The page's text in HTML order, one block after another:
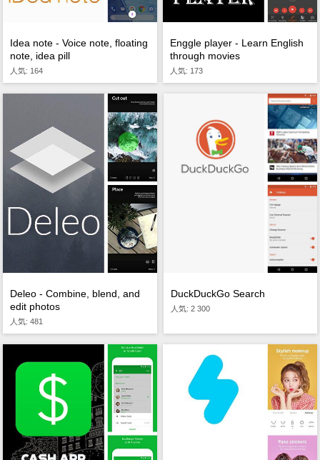
Idea note - Voice note, floating
note, idea pill
人気: 164
Enggle player - Learn English
through movies
人気: 173
Deleo - Combine, blend, and
edit photos
人気: 481
DuckDuckGo Search
人気: 2 300